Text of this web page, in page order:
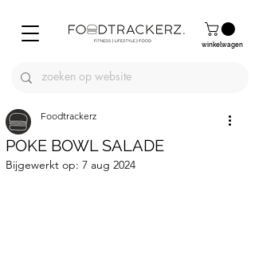
winkelwagen
POKE BOWL SALADE
Foodtrackerz
Bijgewerkt op: 7 aug 2024